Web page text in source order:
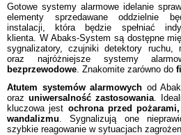
Gotowe systemy alarmowe idelanie
elementy sprzedawane oddzielnie
instalacji, która będzie spełniać
klienta. W Abaks-System są dostępne
sygnalizatory, czujniki detektory ruchu,
oraz najróżniejsze systemy
bezprzewodowe . Znakomite zarówno do
Atutem systemów alarmowych od
oraz uniwersalność zastosowania.
kluczowa jest ochrona przed pożarami,
wandalizmu . Sygnalizują one
szybkie reagowanie w sytuacjach